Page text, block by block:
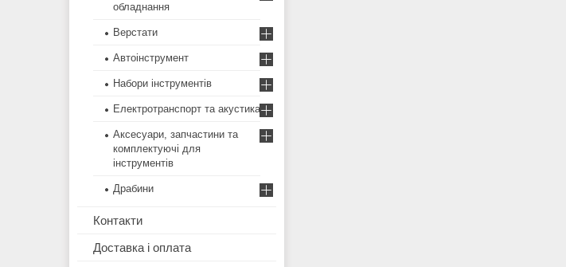
обладнання
Верстати
Автоінструмент
Набори інструментів
Електротранспорт та акустика
Аксесуари, запчастини та
комплектуючі для
інструментів
Драбини
Контакти
Доставка і оплата